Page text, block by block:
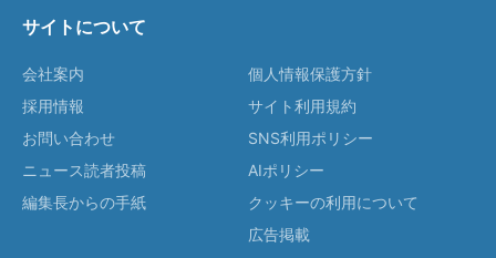
サイトについて
会社案内
採用情報
お問い合わせ
ニュース読者投稿
編集長からの手紙
個人情報保護方針
サイト利用規約
SNS利用ポリシー
AIポリシー
クッキーの利用について
広告掲載